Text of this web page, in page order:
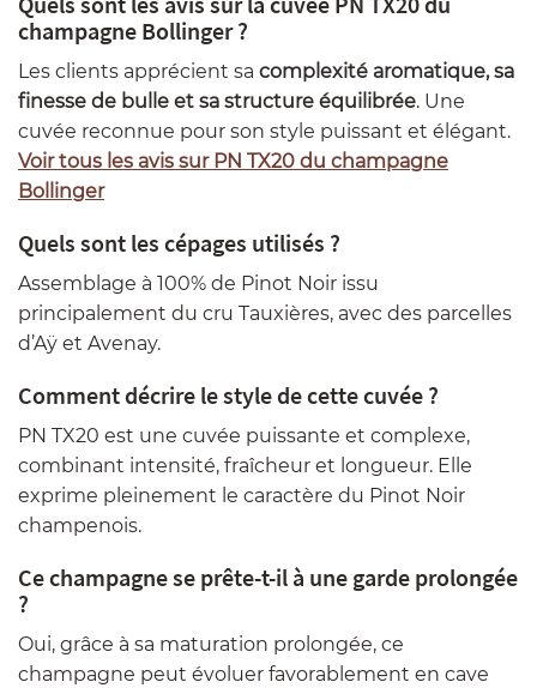
champagne Bollinger ?
Les clients apprécient sa complexité aromatique, sa
finesse de bulle et sa structure équilibrée. Une
cuvée reconnue pour son style puissant et élégant.
Voir tous les avis sur PN TX20 du champagne
Bollinger
Quels sont les cépages utilisés ?
Assemblage à 100% de Pinot Noir issu
principalement du cru Tauxières, avec des parcelles
d’Aÿ et Avenay.
Comment décrire le style de cette cuvée ?
PN TX20 est une cuvée puissante et complexe,
combinant intensité, fraîcheur et longueur. Elle
exprime pleinement le caractère du Pinot Noir
champenois.
Ce champagne se prête-t-il à une garde prolongée
?
Oui, grâce à sa maturation prolongée, ce
champagne peut évoluer favorablement en cave